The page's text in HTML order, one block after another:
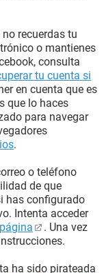
recuerdas tu
o mantienes
consulta
tu cuenta si
en cuenta que es
que lo haces
para navegar
.
o teléfono
de que
has configurado
Intenta acceder
página
. Una vez
ha sido pirateada